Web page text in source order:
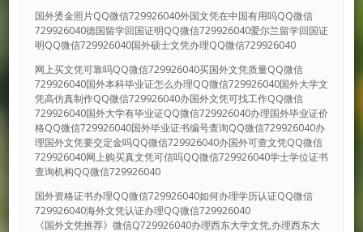
国外烫金照片QQ微信729926040外国文凭在中国有用吗QQ微信
729926040德国留学回国证明QQ微信729926040爱尔兰留学回国证
明QQ微信729926040国外硕士文凭办理QQ微信729926040
网上买文凭可靠吗QQ微信729926040买国外文凭质量QQ微信
729926040国外本科毕业证怎么办理QQ微信729926040国外大学文
凭高仿真制作QQ微信729926040办国外文凭可找工作QQ微信
729926040国外大学有毕业证QQ微信729926040办理国外毕业证价
格QQ微信729926040国外毕业证书编号查询QQ微信729926040办
理国外文凭要交定金吗QQ微信729926040办国外可查文凭QQ微信
729926040网上购买真文凭可信吗QQ微信729926040学士学位证书
查询机构QQ微信729926040
国外资格证书办理QQ微信729926040如何办理学历认证QQ微信
729926040海外文凭认证办理QQ微信729926040
《国外文凭推荐》微信Q729926040办理西东大学文凭,办理西东大